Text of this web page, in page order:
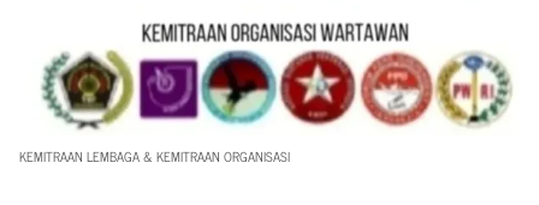
KEMITRAAN LEMBAGA & KEMITRAAN ORGANISASI